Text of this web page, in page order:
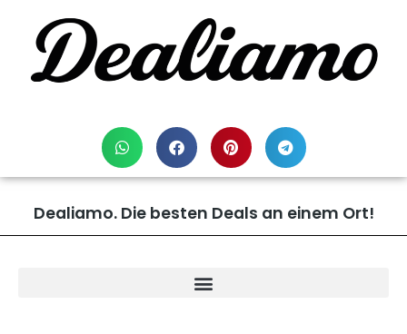
Dealiamo. Die besten Deals an einem Ort!